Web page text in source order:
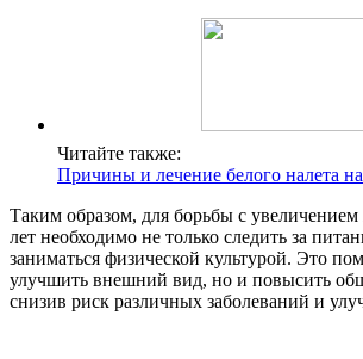
Читайте также:
Причины и лечение белого налета
Таким образом, для борьбы с
лет необходимо не только следить за
заниматься физической культурой. Это
улучшить внешний вид, но и повысить
снизив риск различных заболеваний и